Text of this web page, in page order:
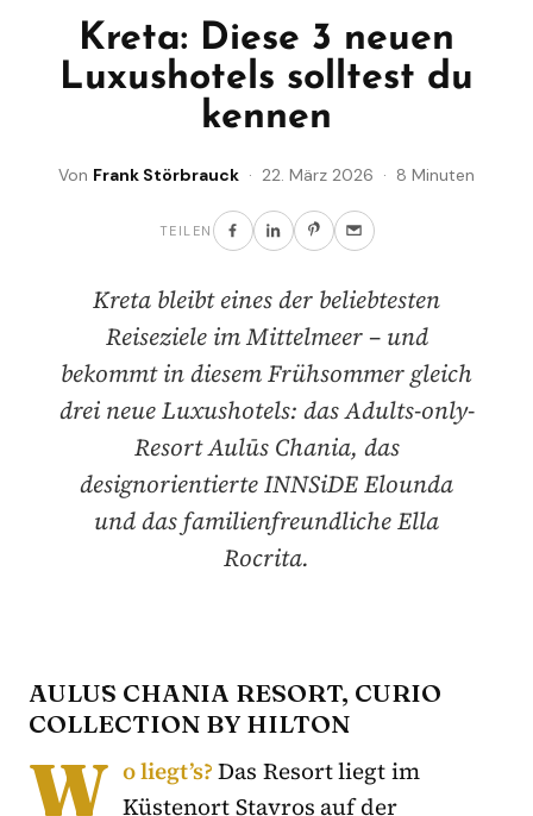
Kreta: Diese 3 neuen
Luxushotels solltest du
kennen
Von Frank Störbrauck · 22. März 2026 · 8 Minuten
TEILEN
Kreta bleibt eines der beliebtesten
Reiseziele im Mittelmeer – und
bekommt in diesem Frühsommer gleich
drei neue Luxushotels: das Adults-only-
Resort Aulūs Chania, das
designorientierte INNSiDE Elounda
und das familienfreundliche Ella
Rocrita.
AULŪS CHANIA RESORT, CURIO
COLLECTION BY HILTON
W o liegt’s?Das Resort liegt im
Küstenort Stavros auf der